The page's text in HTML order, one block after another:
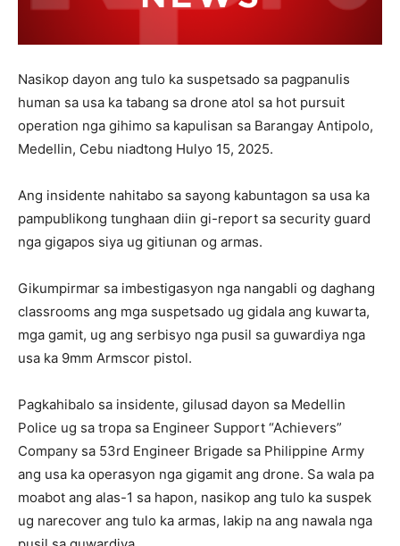
Nasikop dayon ang tulo ka suspetsado sa pagpanulis
human sa usa ka tabang sa drone atol sa hot pursuit
operation nga gihimo sa kapulisan sa Barangay Antipolo,
Medellin, Cebu niadtong Hulyo 15, 2025.
Ang insidente nahitabo sa sayong kabuntagon sa usa ka
pampublikong tunghaan diin gi-report sa security guard
nga gigapos siya ug gitiunan og armas.
Gikumpirmar sa imbestigasyon nga nangabli og daghang
classrooms ang mga suspetsado ug gidala ang kuwarta,
mga gamit, ug ang serbisyo nga pusil sa guwardiya nga
usa ka 9mm Armscor pistol.
Pagkahibalo sa insidente, gilusad dayon sa Medellin
Police ug sa tropa sa Engineer Support “Achievers”
Company sa 53rd Engineer Brigade sa Philippine Army
ang usa ka operasyon nga gigamit ang drone. Sa wala pa
moabot ang alas-1 sa hapon, nasikop ang tulo ka suspek
ug narecover ang tulo ka armas, lakip na ang nawala nga